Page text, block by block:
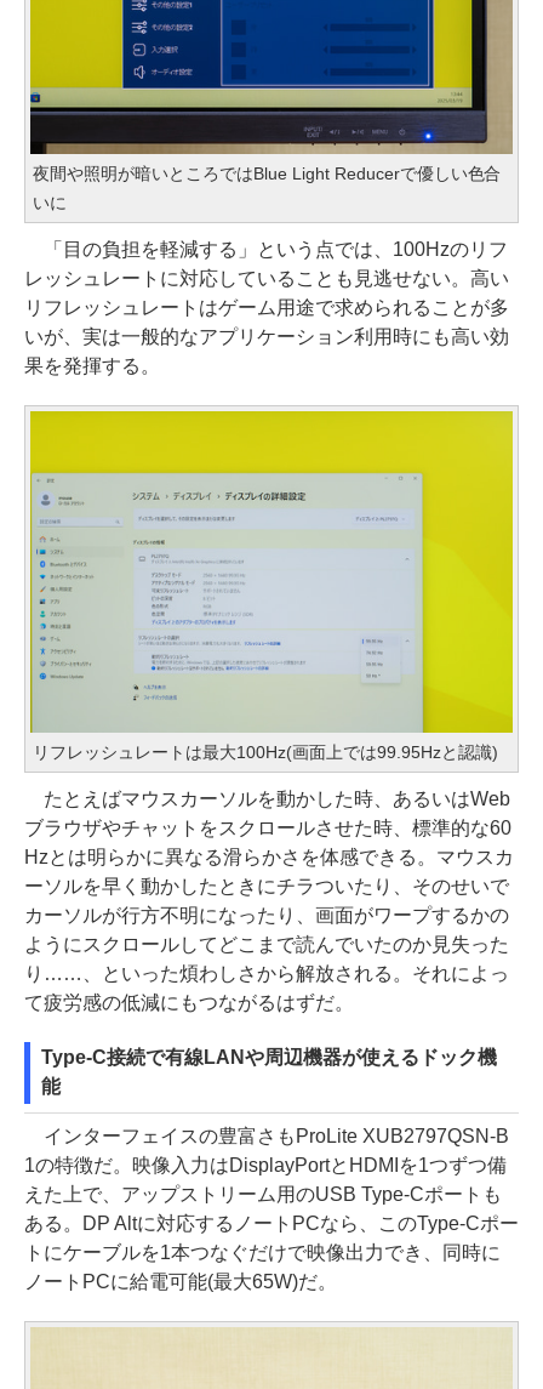
夜間や照明が暗いところではBlue Light Reducerで優しい色合
いに
「目の負担を軽減する」という点では、100Hzのリフ
レッシュレートに対応していることも見逃せない。高い
リフレッシュレートはゲーム用途で求められることが多
いが、実は一般的なアプリケーション利用時にも高い効
果を発揮する。
リフレッシュレートは最大100Hz(画面上では99.95Hzと認識)
たとえばマウスカーソルを動かした時、あるいはWeb
ブラウザやチャットをスクロールさせた時、標準的な60
Hzとは明らかに異なる滑らかさを体感できる。マウスカ
ーソルを早く動かしたときにチラついたり、そのせいで
カーソルが行方不明になったり、画面がワープするかの
ようにスクロールしてどこまで読んでいたのか見失った
り……、といった煩わしさから解放される。それによっ
て疲労感の低減にもつながるはずだ。
Type-C接続で有線LANや周辺機器が使えるドック機
能
インターフェイスの豊富さもProLite XUB2797QSN-B
1の特徴だ。映像入力はDisplayPortとHDMIを1つずつ備
えた上で、アップストリーム用のUSB Type-Cポートも
ある。DP Altに対応するノートPCなら、このType-Cポー
トにケーブルを1本つなぐだけで映像出力でき、同時に
ノートPCに給電可能(最大65W)だ。